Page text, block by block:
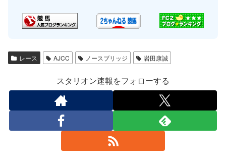
レース AJCC ノースブリッジ 岩田康誠
スタリオン速報をフォローする